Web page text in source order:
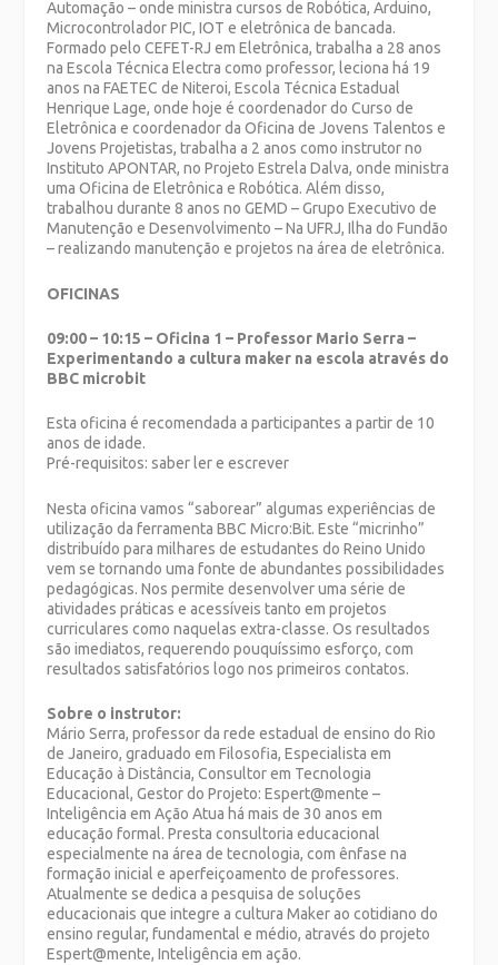
Automação – onde ministra cursos de Robótica, Arduino,
Microcontrolador PIC, IOT e eletrônica de bancada.
Formado pelo CEFET-RJ em Eletrônica, trabalha a 28 anos
na Escola Técnica Electra como professor, leciona há 19
anos na FAETEC de Niteroi, Escola Técnica Estadual
Henrique Lage, onde hoje é coordenador do Curso de
Eletrônica e coordenador da Oficina de Jovens Talentos e
Jovens Projetistas, trabalha a 2 anos como instrutor no
Instituto APONTAR, no Projeto Estrela Dalva, onde ministra
uma Oficina de Eletrônica e Robótica. Além disso,
trabalhou durante 8 anos no GEMD – Grupo Executivo de
Manutenção e Desenvolvimento – Na UFRJ, Ilha do Fundão
– realizando manutenção e projetos na área de eletrônica.
OFICINAS
09:00 – 10:15 – Oficina 1 – Professor Mario Serra –
Experimentando a cultura maker na escola através do
BBC microbit
Esta oficina é recomendada a participantes a partir de 10
anos de idade.
Pré-requisitos: saber ler e escrever
Nesta oficina vamos “saborear” algumas experiências de
utilização da ferramenta BBC Micro:Bit. Este “micrinho”
distribuído para milhares de estudantes do Reino Unido
vem se tornando uma fonte de abundantes possibilidades
pedagógicas. Nos permite desenvolver uma série de
atividades práticas e acessíveis tanto em projetos
curriculares como naquelas extra-classe. Os resultados
são imediatos, requerendo pouquíssimo esforço, com
resultados satisfatórios logo nos primeiros contatos.
Sobre o instrutor:
Mário Serra, professor da rede estadual de ensino do Rio
de Janeiro, graduado em Filosofia, Especialista em
Educação à Distância, Consultor em Tecnologia
Educacional, Gestor do Projeto: Espert@mente –
Inteligência em Ação Atua há mais de 30 anos em
educação formal. Presta consultoria educacional
especialmente na área de tecnologia, com ênfase na
formação inicial e aperfeiçoamento de professores.
Atualmente se dedica a pesquisa de soluções
educacionais que integre a cultura Maker ao cotidiano do
ensino regular, fundamental e médio, através do projeto
Espert@mente, Inteligência em ação.